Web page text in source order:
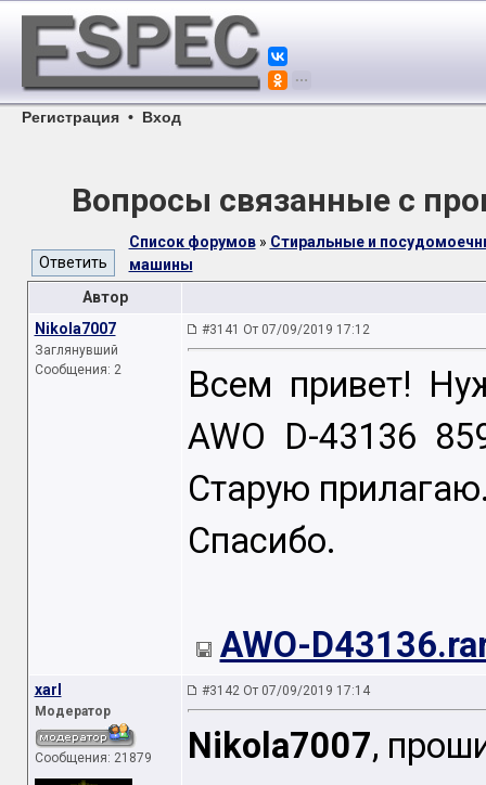
Регистрация • Вход
Вопросы связанные с
Список форумов» Стиральные и
машины
Автор
Nikola7007
Заглянувший
Сообщения: 2
#3141 От 07/09/2019 17:12
Всем привет!
AWO D-43136
Старую
Спасибо.
AWO-
xarl
Модератор
Сообщения: 21879
#3142 От 07/09/2019 17:14
Nikola7007,